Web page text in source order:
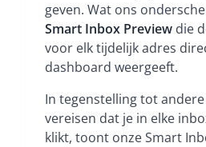
geven. Wat ons
Smart Inbox Preview die
voor elk tijdelijk adres
dashboard weergeeft.
In tegenstelling tot
vereisen dat je in elke
klikt, toont onze Smart